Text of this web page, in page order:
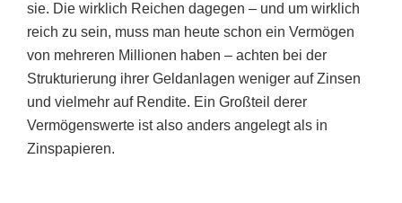
sie. Die wirklich Reichen dagegen – und um wirklich
reich zu sein, muss man heute schon ein Vermögen
von mehreren Millionen haben – achten bei der
Strukturierung ihrer Geldanlagen weniger auf Zinsen
und vielmehr auf Rendite. Ein Großteil derer
Vermögenswerte ist also anders angelegt als in
Zinspapieren.